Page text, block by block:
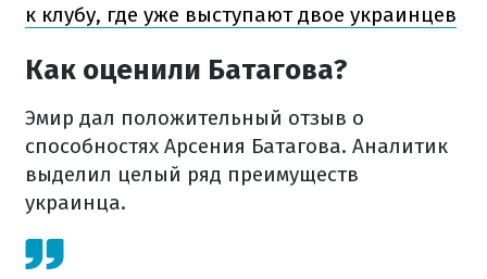
к клубу, где уже выступают двое украинцев
Как оценили Батагова?
Эмир дал положительный отзыв о
способностях Арсения Батагова. Аналитик
выделил целый ряд преимуществ
украинца.